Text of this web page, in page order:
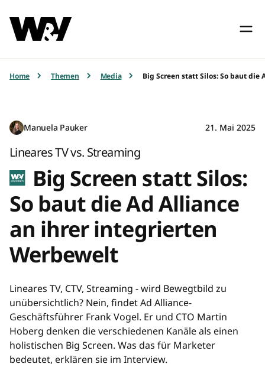
Home Themen Media Big Screen statt Silos: So baut
Manuela Pauker 21. Mai 2025
Lineares TV vs. Streaming
Big Screen statt Silos:
So baut die Ad Alliance
an ihrer integrierten
Werbewelt
Lineares TV, CTV, Streaming - wird Bewegtbild zu
unübersichtlich? Nein, findet Ad Alliance-
Geschäftsführer Frank Vogel. Er und CTO Martin
Hoberg denken die verschiedenen Kanäle als einen
holistischen Big Screen. Was das für Marketer
bedeutet, erklären sie im Interview.